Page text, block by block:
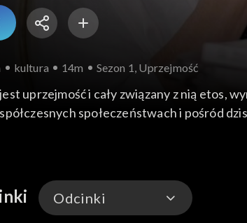
kultura 14m Sezon 1, Uprzejmość
uprzejmość i cały związany z nią etos,
społeczeństwach i pośród
mówionego i pisanego. Główną
Odcinki